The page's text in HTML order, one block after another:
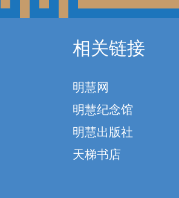
相关链接
明慧网
明慧纪念馆
明慧出版社
天梯书店